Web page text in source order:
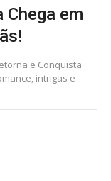
Chega em
e Conquista
intrigas e